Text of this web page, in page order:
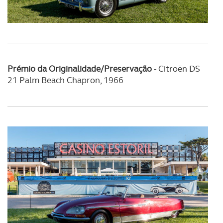
Prémio da Originalidade/Preservação-Citroën DS
21 Palm Beach Chapron, 1966